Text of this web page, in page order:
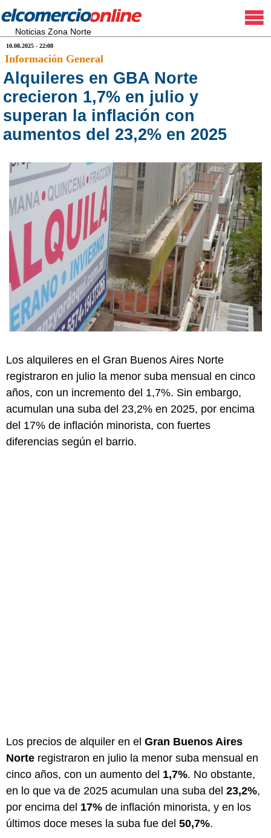
Noticias Zona Norte
10.08.2025 - 22:08
Información General
Alquileres en GBA Norte
crecieron 1,7% en julio y
superan la inflación con
aumentos del 23,2% en 2025
Los alquileres en el Gran Buenos Aires Norte
registraron en julio la menor suba mensual en cinco
años, con un incremento del 1,7%. Sin embargo,
acumulan una suba del 23,2% en 2025, por encima
del 17% de inflación minorista, con fuertes
diferencias según el barrio.
Los precios de alquiler en el Gran Buenos Aires
Norte registraron en julio la menor suba mensual en
cinco años, con un aumento del 1,7%. No obstante,
en lo que va de 2025 acumulan una suba del 23,2%,
por encima del 17% de inflación minorista, y en los
últimos doce meses la suba fue del 50,7%.